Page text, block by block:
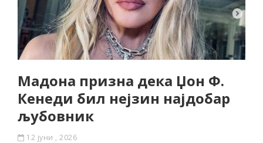
Мадона призна дека Џон Ф.
Кенеди бил нејзин најдобар
љубовник
12 јуни , 2026